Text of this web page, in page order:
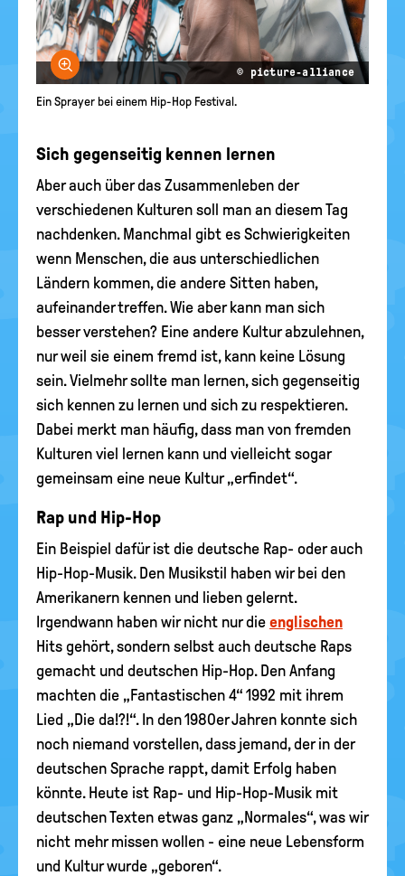
Bild vergrößern
© picture-alliance
Ein Sprayer bei einem Hip-Hop Festival.
Sich gegenseitig kennen lernen
Aber auch über das Zusammenleben der
verschiedenen Kulturen soll man an diesem Tag
nachdenken. Manchmal gibt es Schwierigkeiten
wenn Menschen, die aus unterschiedlichen
Ländern kommen, die andere Sitten haben,
aufeinander treffen. Wie aber kann man sich
besser verstehen? Eine andere Kultur abzulehnen,
nur weil sie einem fremd ist, kann keine Lösung
sein. Vielmehr sollte man lernen, sich gegenseitig
sich kennen zu lernen und sich zu respektieren.
Dabei merkt man häufig, dass man von fremden
Kulturen viel lernen kann und vielleicht sogar
gemeinsam eine neue Kultur „erfindet“.
Rap und Hip-Hop
Ein Beispiel dafür ist die deutsche Rap- oder auch
Hip-Hop-Musik. Den Musikstil haben wir bei den
Amerikanern kennen und lieben gelernt.
Irgendwann haben wir nicht nur die englischen
Hits gehört, sondern selbst auch deutsche Raps
gemacht und deutschen Hip-Hop. Den Anfang
machten die „Fantastischen 4“ 1992 mit ihrem
Lied „Die da!?!“. In den 1980er Jahren konnte sich
noch niemand vorstellen, dass jemand, der in der
deutschen Sprache rappt, damit Erfolg haben
könnte. Heute ist Rap- und Hip-Hop-Musik mit
deutschen Texten etwas ganz „Normales“, was wir
nicht mehr missen wollen - eine neue Lebensform
und Kultur wurde „geboren“.